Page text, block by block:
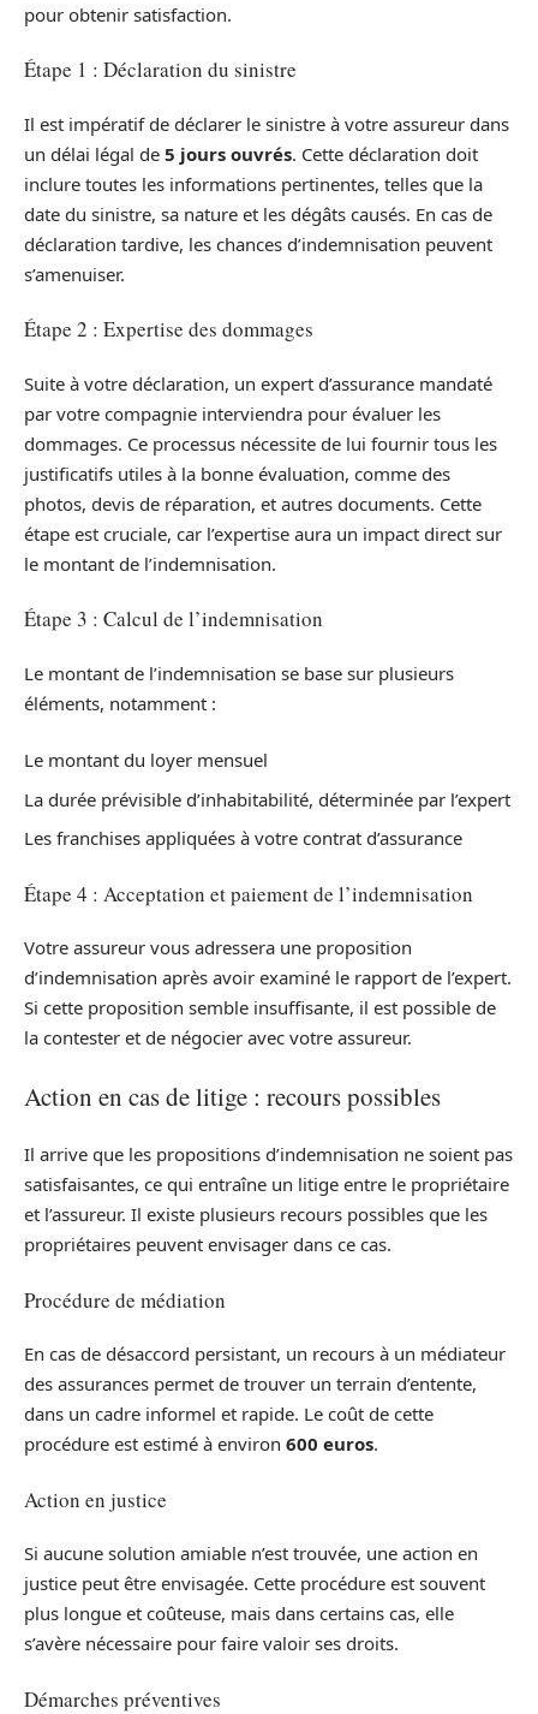
pour obtenir satisfaction.
Étape 1 : Déclaration du sinistre
Il est impératif de déclarer le sinistre à votre assureur dans
un délai légal de 5 jours ouvrés. Cette déclaration doit
inclure toutes les informations pertinentes, telles que la
date du sinistre, sa nature et les dégâts causés. En cas de
déclaration tardive, les chances d’indemnisation peuvent
s’amenuiser.
Étape 2 : Expertise des dommages
Suite à votre déclaration, un expert d’assurance mandaté
par votre compagnie interviendra pour évaluer les
dommages. Ce processus nécessite de lui fournir tous les
justificatifs utiles à la bonne évaluation, comme des
photos, devis de réparation, et autres documents. Cette
étape est cruciale, car l’expertise aura un impact direct sur
le montant de l’indemnisation.
Étape 3 : Calcul de l’indemnisation
Le montant de l’indemnisation se base sur plusieurs
éléments, notamment :
Le montant du loyer mensuel
La durée prévisible d’inhabitabilité, déterminée par l’expert
Les franchises appliquées à votre contrat d’assurance
Étape 4 : Acceptation et paiement de l’indemnisation
Votre assureur vous adressera une proposition
d’indemnisation après avoir examiné le rapport de l’expert.
Si cette proposition semble insuffisante, il est possible de
la contester et de négocier avec votre assureur.
Action en cas de litige : recours possibles
Il arrive que les propositions d’indemnisation ne soient pas
satisfaisantes, ce qui entraîne un litige entre le propriétaire
et l’assureur. Il existe plusieurs recours possibles que les
propriétaires peuvent envisager dans ce cas.
Procédure de médiation
En cas de désaccord persistant, un recours à un médiateur
des assurances permet de trouver un terrain d’entente,
dans un cadre informel et rapide. Le coût de cette
procédure est estimé à environ 600 euros.
Action en justice
Si aucune solution amiable n’est trouvée, une action en
justice peut être envisagée. Cette procédure est souvent
plus longue et coûteuse, mais dans certains cas, elle
s’avère nécessaire pour faire valoir ses droits.
Démarches préventives